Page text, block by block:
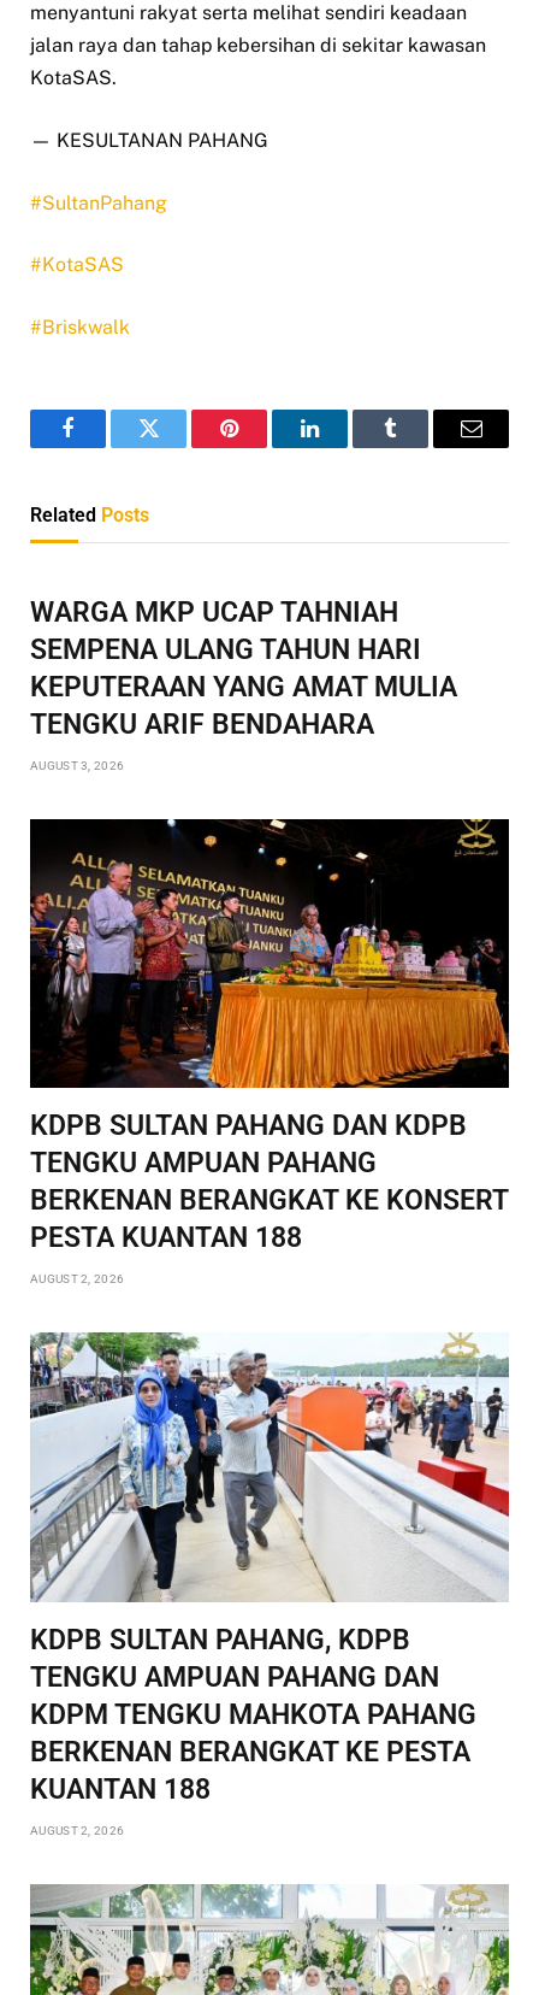
menyantuni rakyat serta melihat sendiri keadaan
jalan raya dan tahap kebersihan di sekitar kawasan
KotaSAS.
— KESULTANAN PAHANG
#SultanPahang
#KotaSAS
#Briskwalk
FacebookTwitter Pinterest LinkedInTumblr Email
Related Posts
WARGA MKP UCAP TAHNIAH
SEMPENA ULANG TAHUN HARI
KEPUTERAAN YANG AMAT MULIA
TENGKU ARIF BENDAHARA
AUGUST 3, 2026
KDPB SULTAN PAHANG DAN KDPB
TENGKU AMPUAN PAHANG
BERKENAN BERANGKAT KE KONSERT
PESTA KUANTAN 188
AUGUST 2, 2026
KDPB SULTAN PAHANG, KDPB
TENGKU AMPUAN PAHANG DAN
KDPM TENGKU MAHKOTA PAHANG
BERKENAN BERANGKAT KE PESTA
KUANTAN 188
AUGUST 2, 2026